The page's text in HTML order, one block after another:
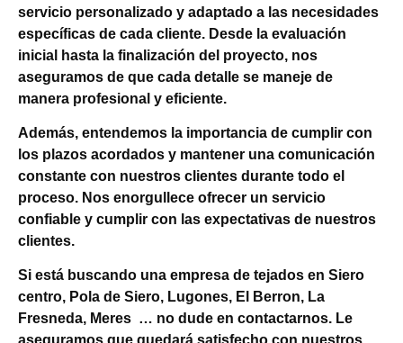
servicio personalizado y adaptado a las necesidades
específicas de cada cliente. Desde la evaluación
inicial hasta la finalización del proyecto, nos
aseguramos de que cada detalle se maneje de
manera profesional y eficiente.
Además, entendemos la importancia de cumplir con
los plazos acordados y mantener una comunicación
constante con nuestros clientes durante todo el
proceso. Nos enorgullece ofrecer un servicio
confiable y cumplir con las expectativas de nuestros
clientes.
Si está buscando una empresa de tejados en Siero
centro, Pola de Siero, Lugones, El Berron, La
Fresneda, Meres … no dude en contactarnos. Le